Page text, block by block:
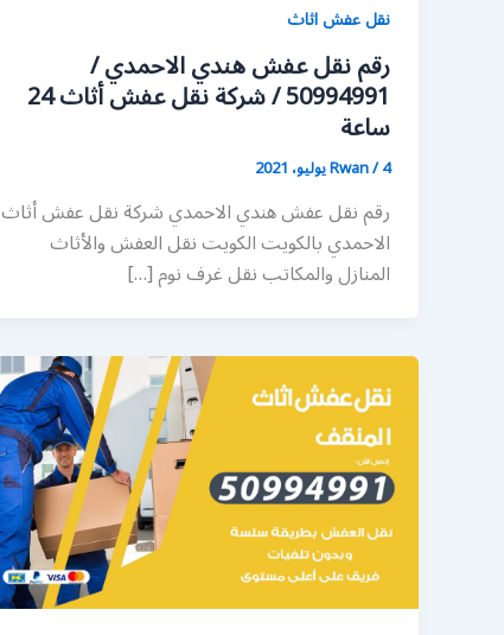
نقل عفش اثاث
رقم نقل عفش هندي الاحمدي /
50994991 / شركة نقل عفش أثاث 24
ساعة
Rwan/4 يوليو، 2021
رقم نقل عفش هندي الاحمدي شركة نقل عفش أثاث
الاحمدي بالكويت الكويت نقل العفش والأثاث
المنازل والمكاتب نقل غرف نوم […]